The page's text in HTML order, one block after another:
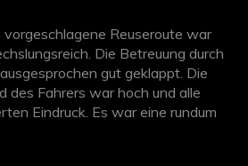
vorgeschlagene Reuseroute war
Die Betreuung durch
gut geklappt. Die
des Fahrers war hoch und alle
Eindruck. Es war eine rundum